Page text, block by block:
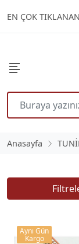
EN ÇOK
Anasayfa
Aynı Gün
Kargo